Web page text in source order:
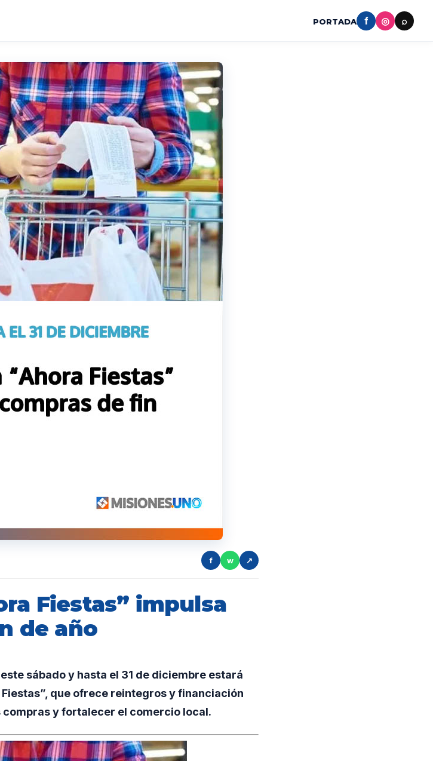
PORTADA f ◎ ⌕
f w ↗
Fiestas” impulsa
de año
sábado y hasta el 31 de diciembre estará
que ofrece reintegros y financiación
y fortalecer el comercio local.